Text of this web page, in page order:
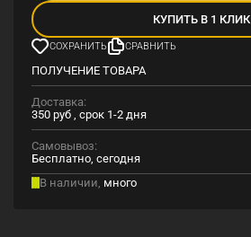
КУПИТЬ В 1 КЛИК
СОХРАНИТЬ СРАВНИТЬ
ПОЛУЧЕНИЕ ТОВАРА
Доставка:
350 руб , срок 1-2 дня
Самовывоз:
Бесплатно, сегодня
В наличии, много